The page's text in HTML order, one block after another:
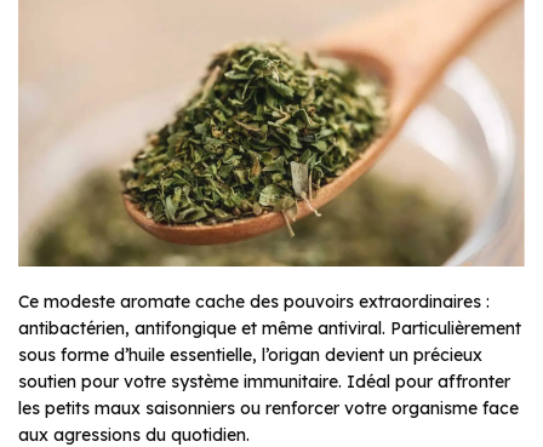
Ce modeste aromate cache des pouvoirs extraordinaires :
antibactérien, antifongique et même antiviral. Particulièrement
sous forme d’huile essentielle, l’origan devient un précieux
soutien pour votre système immunitaire. Idéal pour affronter
les petits maux saisonniers ou renforcer votre organisme face
aux agressions du quotidien.